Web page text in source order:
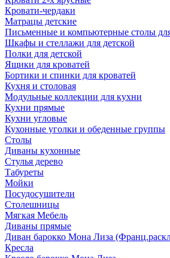
Кровати-чердаки
Матрацы детские
Письменные и компьютерные столы
Шкафы и стеллажи для детской
Полки для детской
Ящики для кроватей
Бортики и спинки для кроватей
Кухня и столовая
Модульные коллекции для кухни
Кухни прямые
Кухни угловые
Кухонные уголки и обеденные группы
Столы
Диваны кухонные
Стулья дерево
Табуреты
Мойки
Посудосушители
Столешницы
Мягкая Мебель
Диваны прямые
Диван барокко Мона Лиза
Кресла